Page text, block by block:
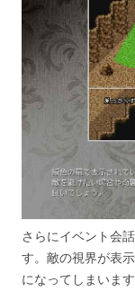
さらにイベント会
す。敵の視界が表
になってしまいま